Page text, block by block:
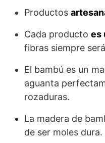
Productos
Cada producto es
fibras siempre
El bambú es un
aguanta
rozaduras.
La madera de
de ser moles dura.